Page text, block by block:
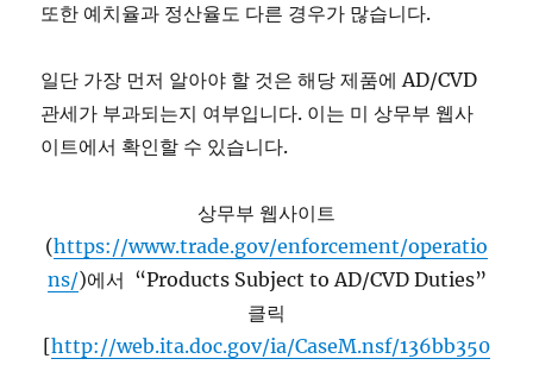
또한 예치율과 정산율도 다른 경우가 많습니다.
일단 가장 먼저 알아야 할 것은 해당 제품에 AD/CVD
관세가 부과되는지 여부입니다. 이는 미 상무부 웹사
이트에서 확인할 수 있습니다.
상무부 웹사이트
(https://www.trade.gov/enforcement/operatio
ns/)에서 “Products Subject to AD/CVD Duties”
클릭
[http://web.ita.doc.gov/ia/CaseM.nsf/136bb350